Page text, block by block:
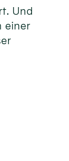
Und
einer